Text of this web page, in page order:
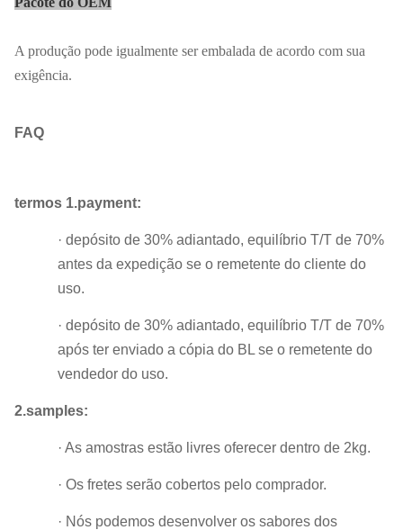
A produção pode igualmente ser embalada de acordo com sua
exigência.
FAQ
termos 1.payment:
· depósito de 30% adiantado, equilíbrio T/T de 70%
antes da expedição se o remetente do cliente do
uso.
· depósito de 30% adiantado, equilíbrio T/T de 70%
após ter enviado a cópia do BL se o remetente do
vendedor do uso.
2.samples:
· As amostras estão livres oferecer dentro de 2kg.
· Os fretes serão cobertos pelo comprador.
· Nós podemos desenvolver os sabores dos